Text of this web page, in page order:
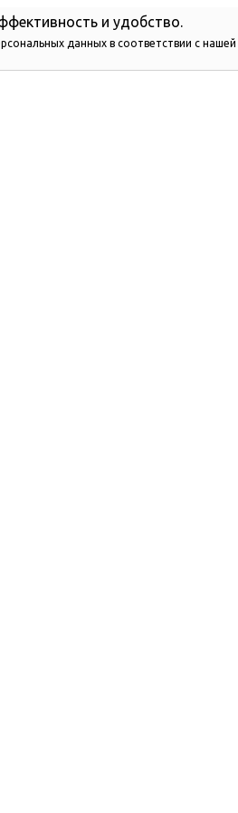
и удобство.
данных в соответствии с нашей